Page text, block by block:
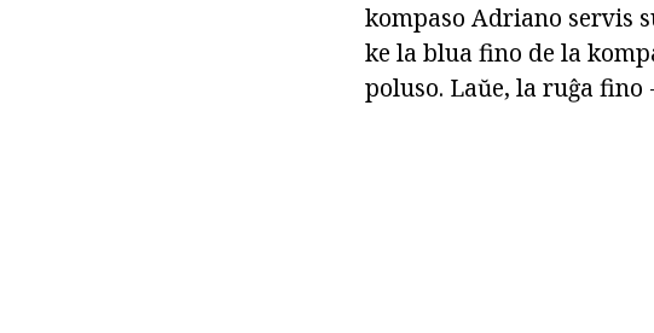
kompaso Adriano servis
ke la blua fino de la
poluso. Laŭe, la ruĝa fino